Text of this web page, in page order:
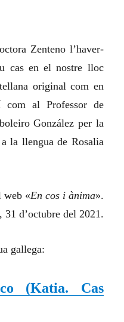
Zenteno l’haver-
cas en el nostre lloc
original com en
com al Professor de
González per la
a la llengua de Rosalia
web «En cos i ànima».
31 d’octubre del 2021.
gallega:
(Katia. Cas